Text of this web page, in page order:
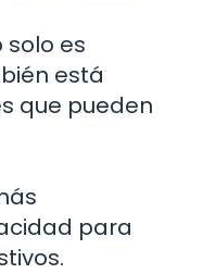
solo es
está
que pueden
para